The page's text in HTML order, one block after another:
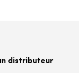
distributeur